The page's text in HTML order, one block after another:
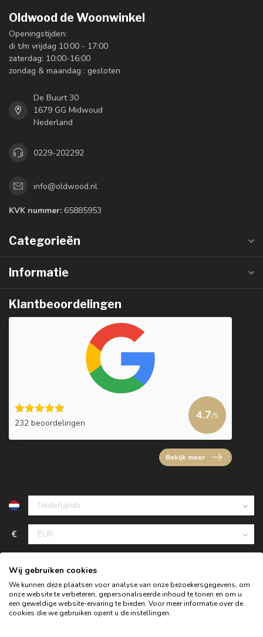
Oldwood de Woonwinkel
Openingstijden:
di t/m vrijdag 10:00 - 17:00
zaterdag: 10:00-16:00
zondag & maandag : gesloten
De Buurt 30
1679 GG Midwoud
Nederland
0229-202292
info@oldwood.nl
KVK nummer: 65885953
Categorieën
Informatie
Klantbeoordelingen
232 beoordelingen
4.7/5
Bekijk meer
€
Wij gebruiken cookies
We kunnen deze plaatsen voor analyse van onze bezoekersgegevens, om
onze website te verbeteren, gepersonaliseerde inhoud te tonen en om u
een geweldige website-ervaring te bieden. Voor meer informatie over de
cookies die we gebruiken opent u de instellingen.